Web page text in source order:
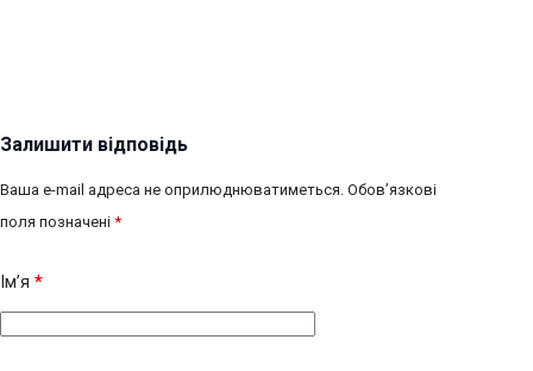
Залишити відповідь
Ваша e-mail адреса не оприлюднюватиметься. Обов’язкові
поля позначені *
Ім’я *